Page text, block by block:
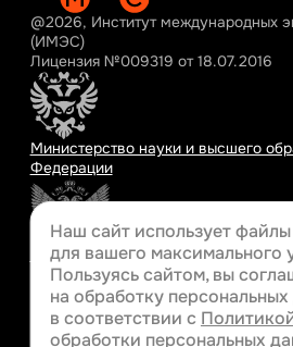
@2026, Институт международных
(ИМЭС)
Лицензия №009319 от 18.07.2016
Министерство науки и высшего
Федерации
Министерство просвещения
Наш сайт использует
для вашего максимального
Пользуясь сайтом, вы
на обработку
в соответствии с
обработки персональных